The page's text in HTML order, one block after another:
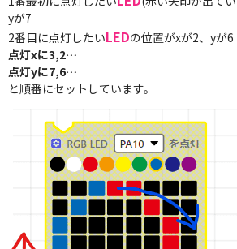
yが7
2番目に点灯したいLEDの位置がxが2、yが
点灯xに3,2…
点灯yに7,6…
と順番にセットしています。